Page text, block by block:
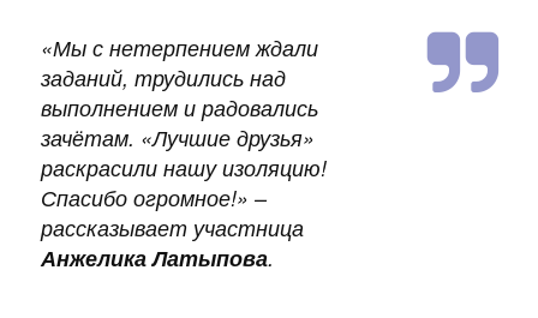
«Мы с нетерпением ждали
заданий, трудились над
выполнением и радовались
зачётам. «Лучшие друзья»
раскрасили нашу изоляцию!
Спасибо огромное!» –
рассказывает участница
Анжелика Латыпова.